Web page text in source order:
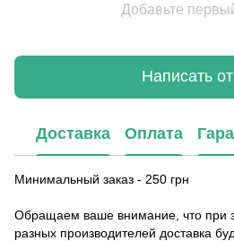
Добавьте
Написать
Доставка Оплата
Минимальный заказ - 250 грн
Обращаем ваше внимание, что при
разных производителей доставка